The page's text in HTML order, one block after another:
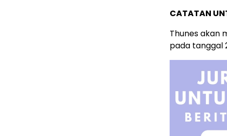
CATATAN
Thunes akan
pada tanggal